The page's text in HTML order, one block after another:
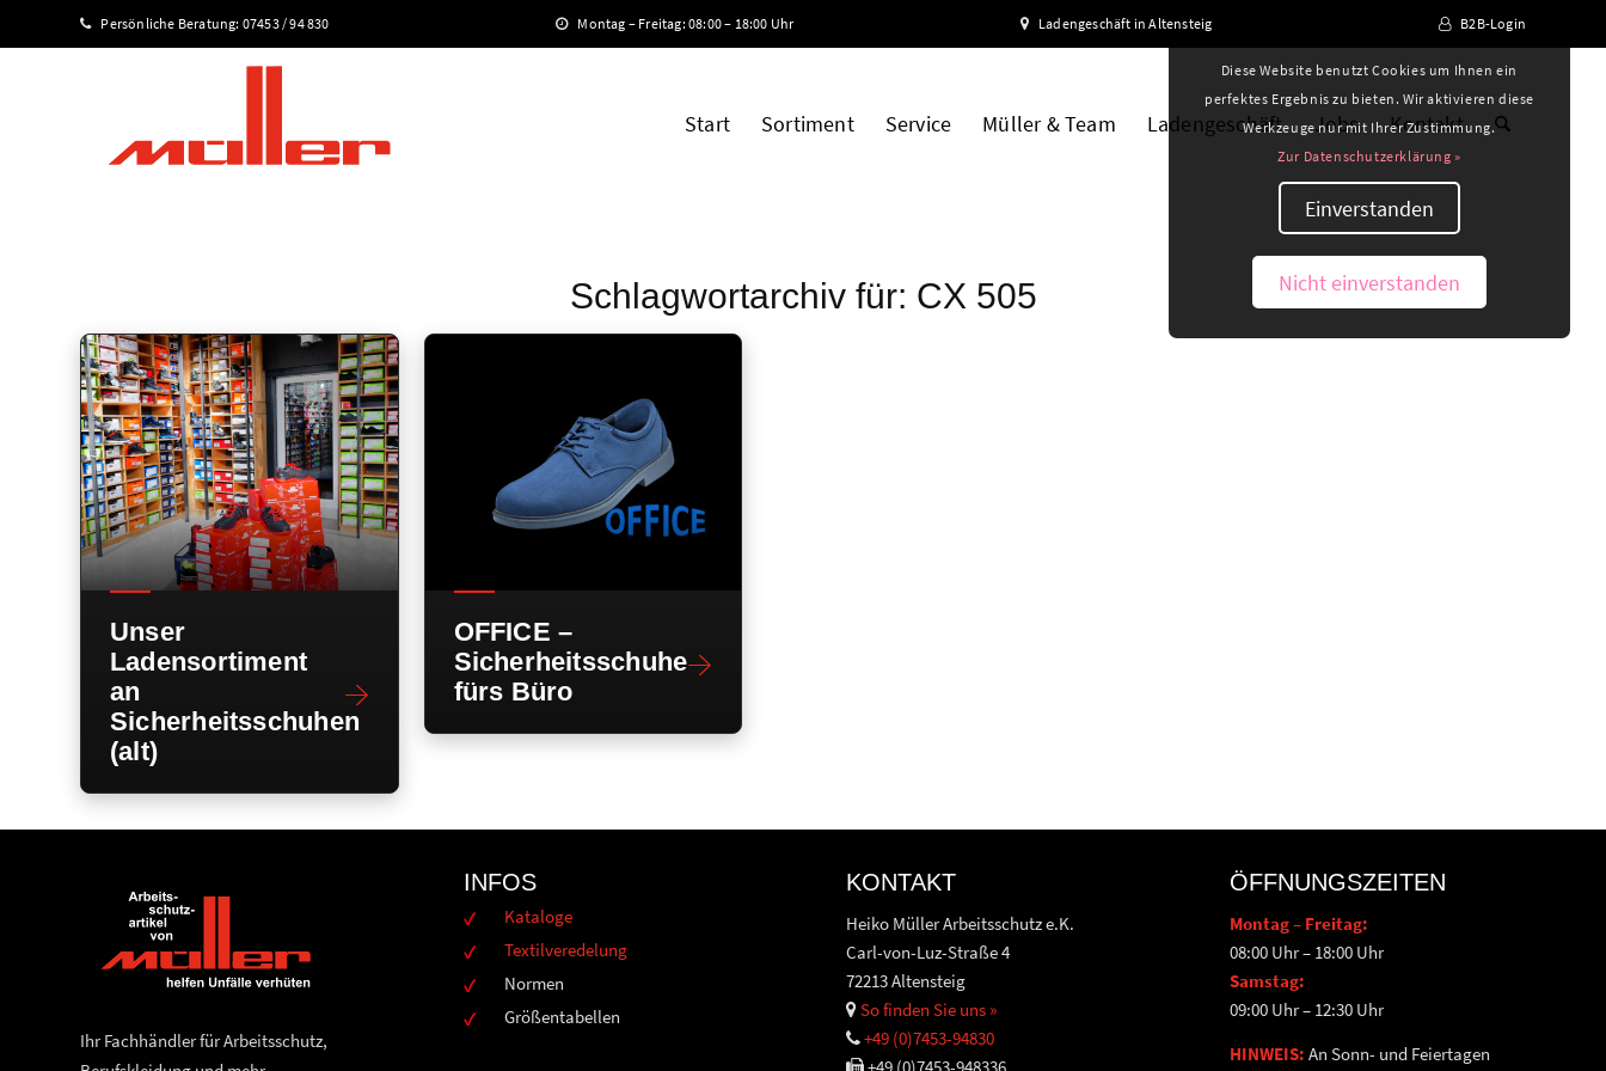
Persönliche Beratung: 07453 / 94 830 Montag – Freitag: 08:00 – 18:00 Uhr Ladengeschäft in Altensteig B2B-Login
Start Sortiment Service Müller & Team Ladengeschäft Jobs Kontakt
Schlagwortarchiv für: CX 505
Unser
Ladensortiment
an
Sicherheitsschuhen
(alt)
OFFICE –
Sicherheitsschuhe
fürs Büro
Ihr Fachhändler für Arbeitsschutz,
INFOS
Kataloge
Textilveredelung
Normen
Größentabellen
KONTAKT
Heiko Müller Arbeitsschutz e.K.
Carl-von-Luz-Straße 4
72213 Altensteig
So finden Sie uns »
+49 (0)7453-94830
ÖFFNUNGSZEITEN
Montag – Freitag:
08:00 Uhr – 18:00 Uhr
Samstag:
09:00 Uhr – 12:30 Uhr
HINWEIS: An Sonn- und Feiertagen
Diese Website benutzt Cookies um Ihnen ein
perfektes Ergebnis zu bieten. Wir aktivieren diese
Werkzeuge nur mit Ihrer Zustimmung.
Zur Datenschutzerklärung »
Einverstanden
Nicht einverstanden